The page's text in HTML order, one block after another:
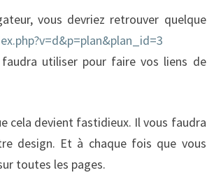
vous devriez retrouver quelque
utiliser pour faire vos liens de
cela devient fastidieux. Il vous faudra
design. Et à chaque fois que vous
toutes les pages.